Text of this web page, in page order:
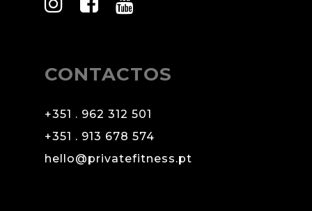
CONTACTOS
+351 . 962 312 501
+351 . 913 678 574
hello@privatefitness.pt